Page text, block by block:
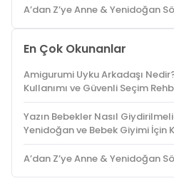
A’dan Z’ye Anne & Yenidoğan
En Çok Okunanlar
Amigurumi Uyku Arkadaşı
Kullanımı ve Güvenli Seçim
Yazın Bebekler Nasıl
Yenidoğan ve Bebek Giyimi İçin
A’dan Z’ye Anne & Yenidoğan